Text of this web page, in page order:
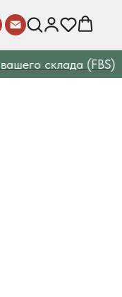
склада (FBS)